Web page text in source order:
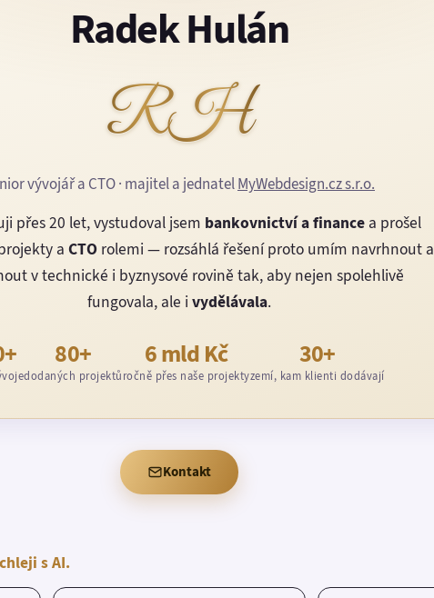
Radek Hulán
RH
vývojář a CTO · majitel a jednatelMyWebdesign.cz s.r.o.
přes 20 let, vystudoval jsem bankovnictví a financea prošel
a CTOrolemi — rozsáhlá řešení proto umím navrhnout a
v technické i byznysové rovině tak, aby nejen spolehlivě
fungovala, ale i vydělávala.
80+
dodaných projektů
6 mld Kč
ročně přes naše projekty
30+
zemí, kam klienti dodávají
Kontakt
s AI.